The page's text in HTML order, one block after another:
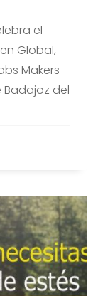
el
Global,
Makers
del